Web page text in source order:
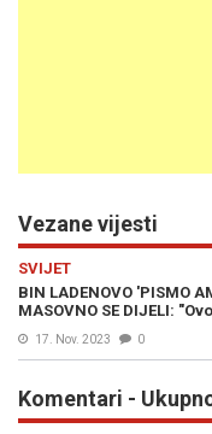
Vezane vijesti
SVIJET
BIN LADENOVO 'PISMO
MASOVNO SE DIJELI:
17. Nov. 2023 0
Komentari -